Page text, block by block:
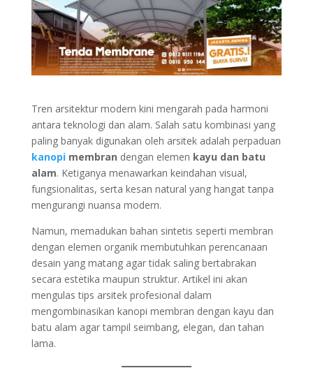
Tren arsitektur modern kini mengarah pada harmoni
antara teknologi dan alam. Salah satu kombinasi yang
paling banyak digunakan oleh arsitek adalah perpaduan
kanopimembran dengan elemen kayu dan batu
alam. Ketiganya menawarkan keindahan visual,
fungsionalitas, serta kesan natural yang hangat tanpa
mengurangi nuansa modern.
Namun, memadukan bahan sintetis seperti membran
dengan elemen organik membutuhkan perencanaan
desain yang matang agar tidak saling bertabrakan
secara estetika maupun struktur. Artikel ini akan
mengulas tips arsitek profesional dalam
mengombinasikan kanopi membran dengan kayu dan
batu alam agar tampil seimbang, elegan, dan tahan
lama.